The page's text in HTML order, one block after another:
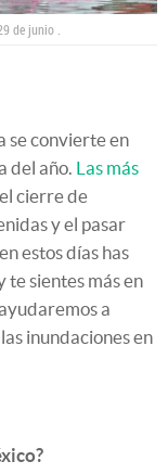
de junio .
se convierte en
del año. Las más
cierre de
y el pasar
estos días has
sientes más en
a
inundaciones en